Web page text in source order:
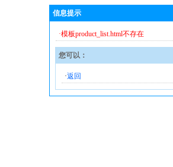
信息提示
·模板product_list.html不存在
您可以：
·返回